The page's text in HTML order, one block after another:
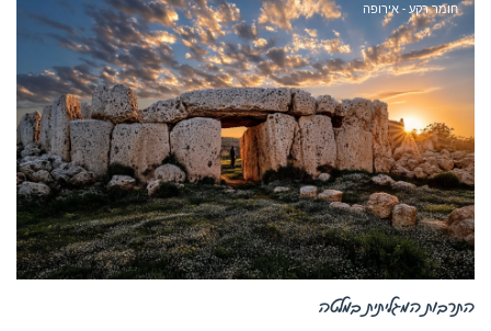
חומר רקע - אירופה
התרבות המגליתית במלטה